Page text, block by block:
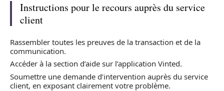
Instructions pour le recours auprès du service
client
Rassembler toutes les preuves de la transaction et de la
communication.
Accéder à la section d’aide sur l’application Vinted.
Soumettre une demande d’intervention auprès du service
client, en exposant clairement votre problème.